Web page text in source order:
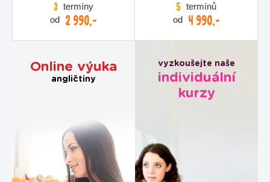
3 termíny
od
2 990,-
5 termínů
od
4 990,-
Online výuka
angličtiny
vyzkoušejte naše
individuální
kurzy